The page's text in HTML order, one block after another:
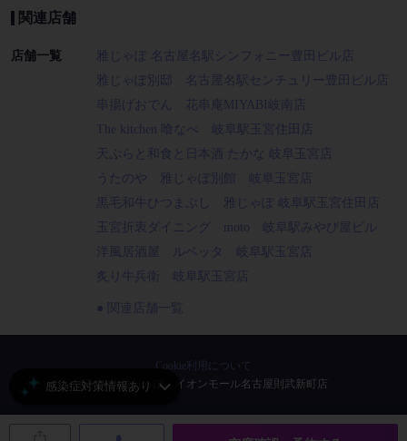
感染症対策情報あり
関連店舗
店舗一覧
雅じゃぽ 名古屋名駅シンフォニー豊田ビル店
雅じゃぽ別邸 名古屋名駅センチュリー豊田ビル店
串揚げおでん 花串庵MIYABI岐南店
The kitchen 喰なべ 岐阜駅玉宮住田店
天ぷらと和食と日本酒 たかな 岐阜玉宮店
うたのや 雅じゃぽ別館 岐阜玉宮店
黒毛和牛ひつまぶし 雅じゃぽ 岐阜駅玉宮住田店
玉宮折衷ダイニング moto 岐阜駅みやび屋ビル
洋風居酒屋 ルベッタ 岐阜駅玉宮店
炙り牛兵衛 岐阜駅玉宮店
Cookie利用について
(C) 2021 雅じゃぽ イオンモール名古屋則武新町店